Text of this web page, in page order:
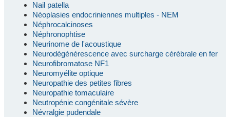
Nail patella
Néoplasies endocriniennes multiples - NEM
Néphrocalcinoses
Néphronophtise
Neurinome de l'acoustique
Neurodégénérescence avec surcharge cérébrale en fer
Neurofibromatose NF1
Neuromyélite optique
Neuropathie des petites fibres
Neuropathie tomaculaire
Neutropénie congénitale sévère
Névralgie pudendale